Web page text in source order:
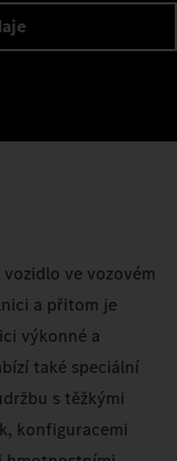
ve vozovém
a přitom je
výkonné a
také speciální
s těžkými
konfiguracemi